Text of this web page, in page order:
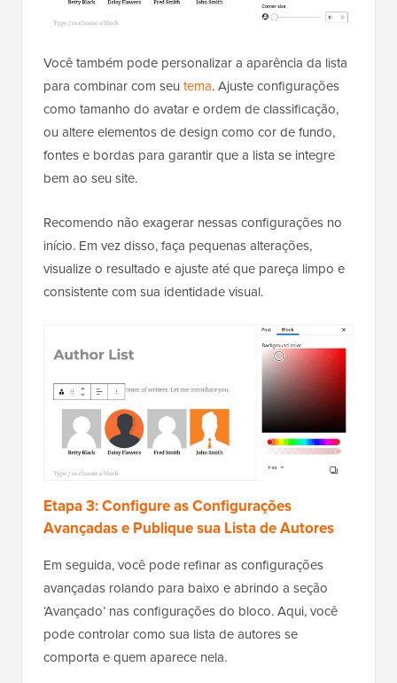
Você também pode personalizar a aparência da lista
para combinar com seu tema. Ajuste configurações
como tamanho do avatar e ordem de classificação,
ou altere elementos de design como cor de fundo,
fontes e bordas para garantir que a lista se integre
bem ao seu site.
Recomendo não exagerar nessas configurações no
início. Em vez disso, faça pequenas alterações,
visualize o resultado e ajuste até que pareça limpo e
consistente com sua identidade visual.
Etapa 3: Configure as Configurações
Avançadas e Publique sua Lista de Autores
Em seguida, você pode refinar as configurações
avançadas rolando para baixo e abrindo a seção
‘Avançado’ nas configurações do bloco. Aqui, você
pode controlar como sua lista de autores se
comporta e quem aparece nela.